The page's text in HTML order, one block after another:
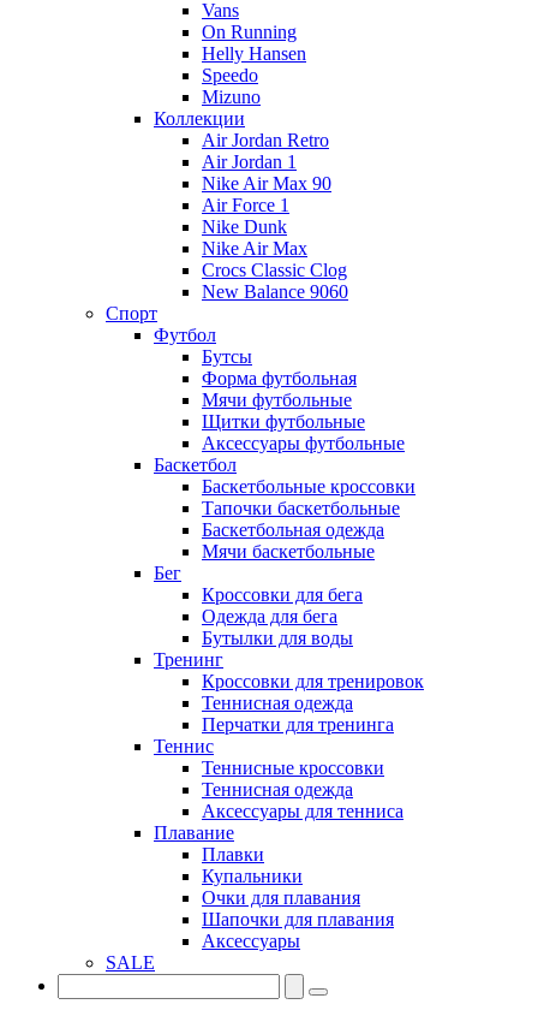
Vans
On Running
Helly Hansen
Speedo
Mizuno
Коллекции
Air Jordan Retro
Air Jordan 1
Nike Air Max 90
Air Force 1
Nike Dunk
Nike Air Max
Crocs Classic Clog
New Balance 9060
Спорт
Футбол
Бутсы
Форма футбольная
Мячи футбольные
Щитки футбольные
Аксессуары футбольные
Баскетбол
Баскетбольные кроссовки
Тапочки баскетбольные
Баскетбольная одежда
Мячи баскетбольные
Бег
Кроссовки для бега
Одежда для бега
Бутылки для воды
Тренинг
Кроссовки для тренировок
Теннисная одежда
Перчатки для тренинга
Теннис
Теннисные кроссовки
Теннисная одежда
Аксессуары для тенниса
Плавание
Плавки
Купальники
Очки для плавания
Шапочки для плавания
Аксессуары
SALE